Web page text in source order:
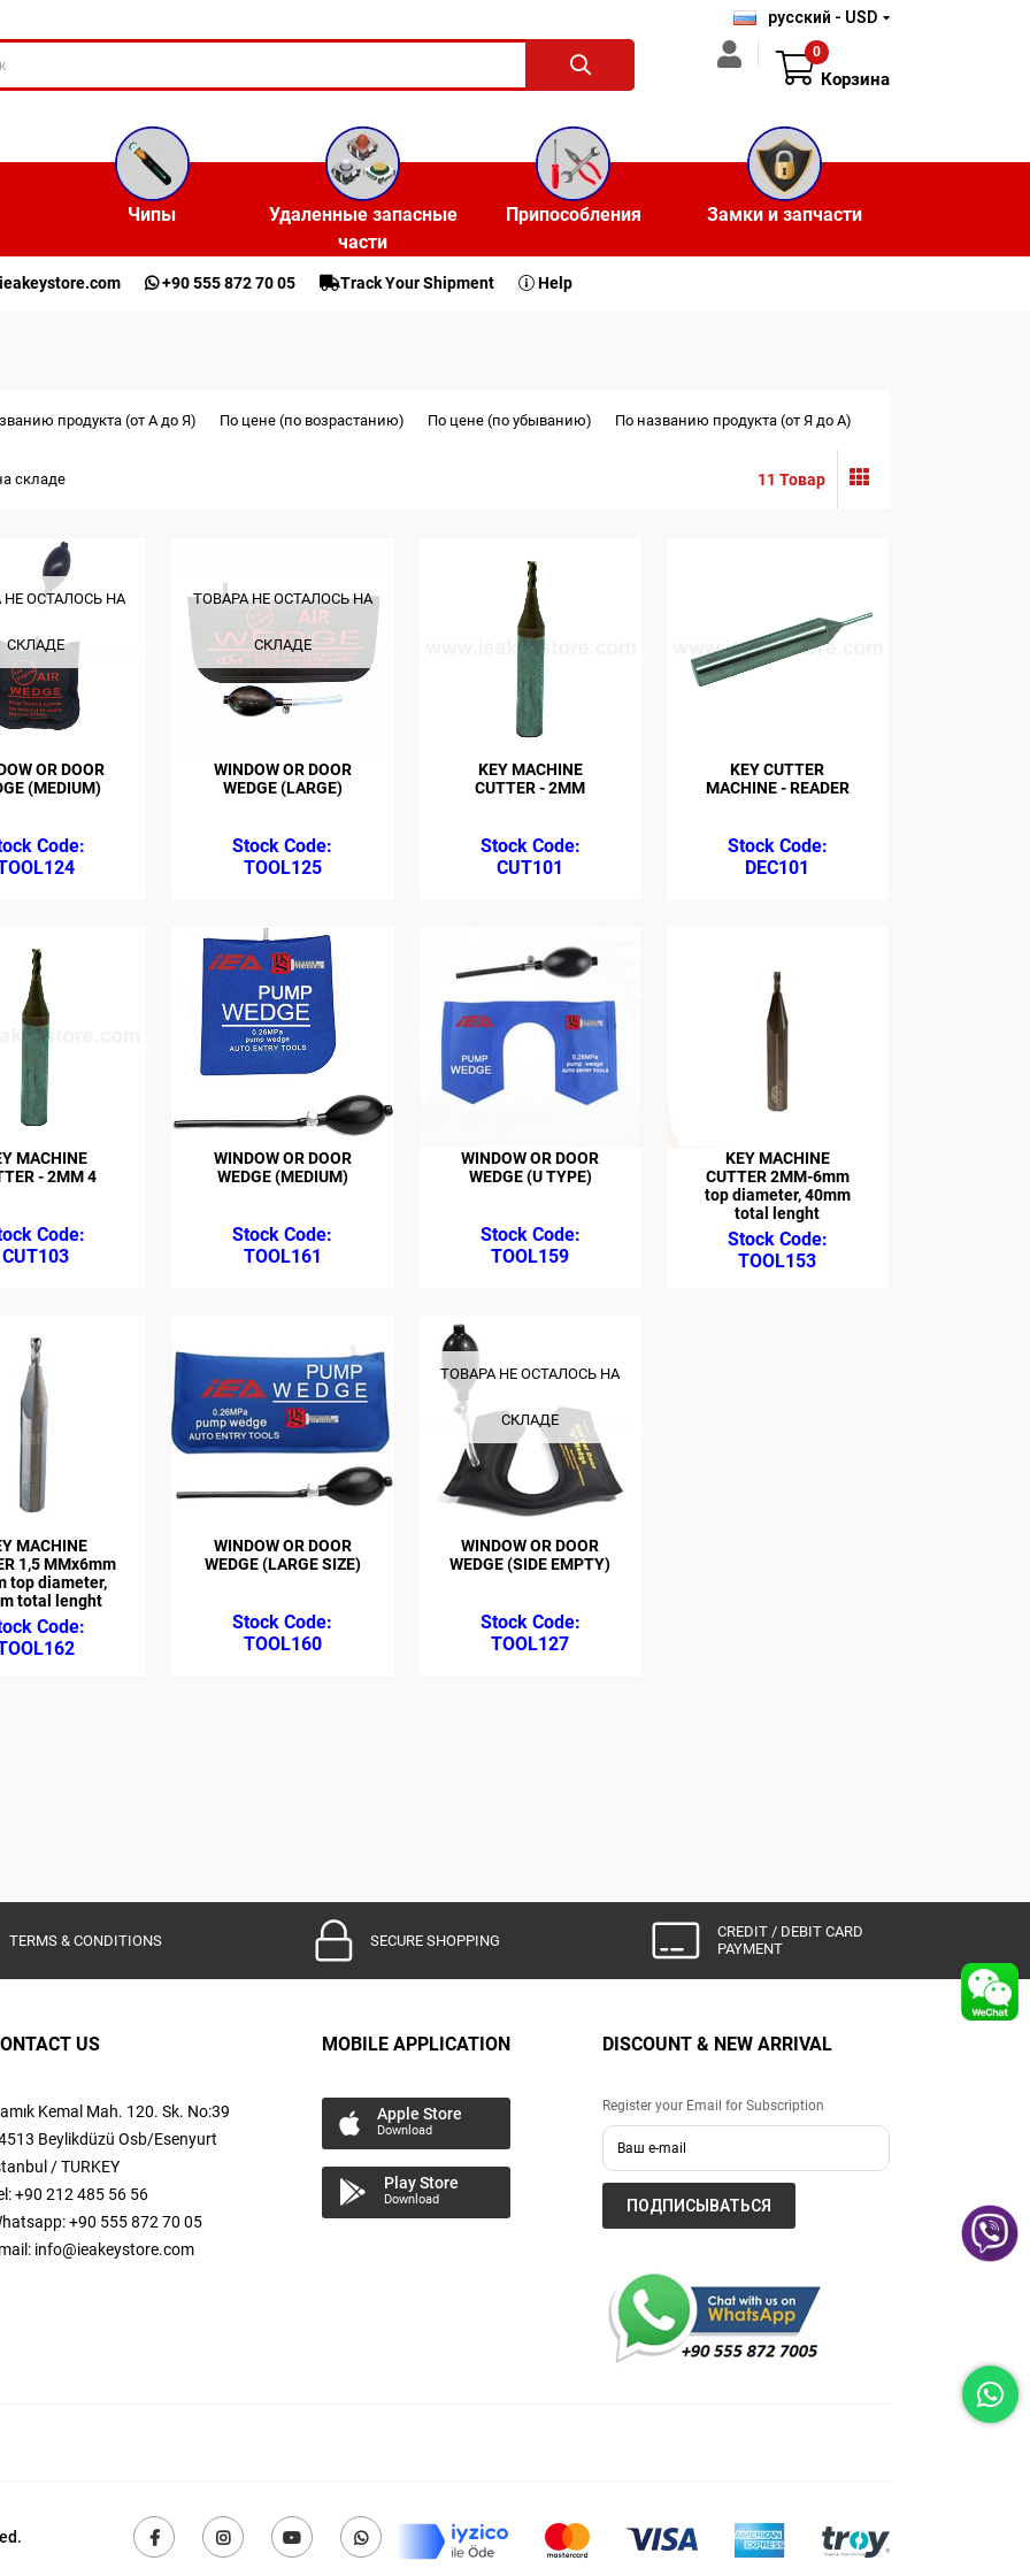
русский - USD
Корзина
0
Чипы
Удаленные запасные
части
Припособления Замки и запчасти
+90 555 872 70 05 Track Your Shipment Help
продукта (от А до Я) По цене (по возрастанию) По цене (по убыванию) По названию продукта (от Я до А)
складе 11 Товар
НЕ ОСТАЛОСЬ НА
СКЛАДЕ
OR DOOR
(MEDIUM)
ТОВАРА НЕ ОСТАЛОСЬ НА
СКЛАДЕ
WINDOW OR DOOR
WEDGE (LARGE)
TOOL125
KEY MACHINE
CUTTER - 2MM
CUT101
KEY CUTTER
MACHINE - READER
DEC101
MACHINE
- 2MM 4
CUT103
WINDOW OR DOOR
WEDGE (MEDIUM)
TOOL161
WINDOW OR DOOR
WEDGE (U TYPE)
TOOL159
KEY MACHINE
CUTTER 2MM-6mm
top diameter, 40mm
total lenght
TOOL153
MACHINE
1,5 MMx6mm
top diameter,
total lenght
WINDOW OR DOOR
WEDGE (LARGE SIZE)
TOOL160
ТОВАРА НЕ ОСТАЛОСЬ НА
СКЛАДЕ
WINDOW OR DOOR
WEDGE (SIDE EMPTY)
TOOL127
TERMS & CONDITIONS SECURE SHOPPING
CREDIT / DEBIT CARD
PAYMENT
US
Kemal Mah. 120. Sk. No:39
Beylikdüzü Osb/Esenyurt
/ TURKEY
+90 212 485 56 56
+90 555 872 70 05
info@ieakeystore.com
MOBILE APPLICATION
Apple Store
Download
Play Store
Download
DISCOUNT & NEW ARRIVAL
Register your Email for Subscription
ПОДПИСЫВАТЬСЯ